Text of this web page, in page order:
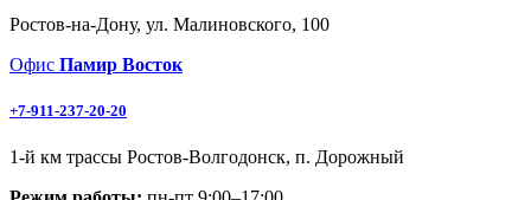
Ростов-на-Дону, ул. Малиновского, 100
Офис Памир Восток
+7-911-237-20-20
1-й км трассы Ростов-Волгодонск, п. Дорожный